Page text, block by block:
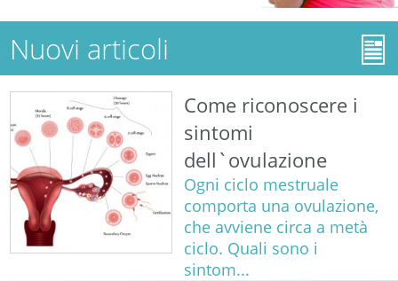
Nuovi articoli
Come riconoscere i
sintomi
dell`ovulazione
Ogni ciclo mestruale
comporta una ovulazione,
che avviene circa a metà
ciclo. Quali sono i
sintom...